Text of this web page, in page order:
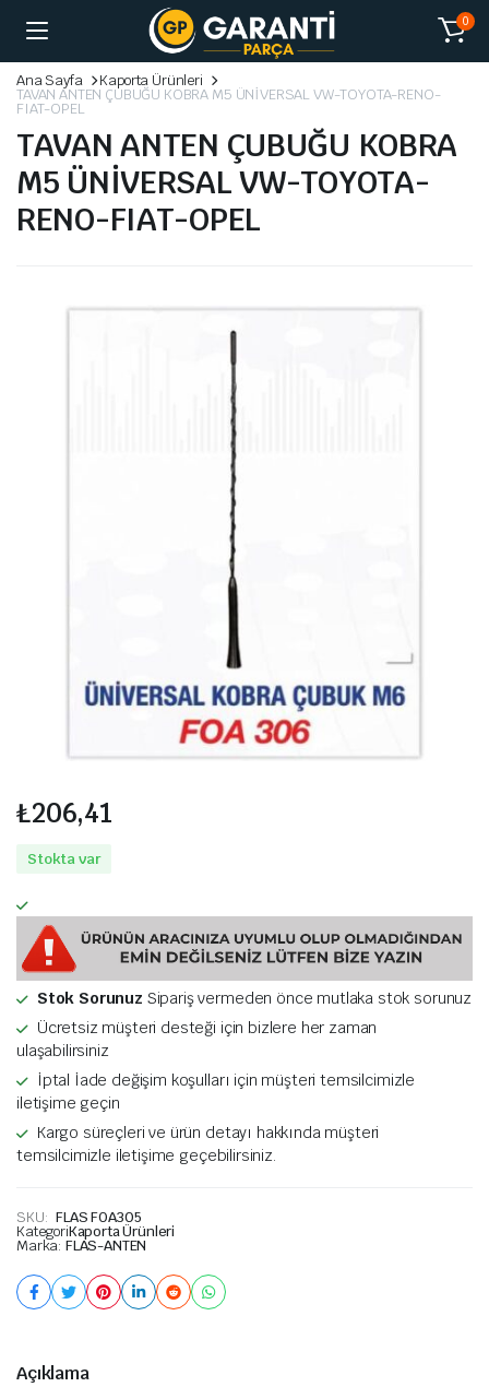
0
Ana Sayfa Kaporta Ürünleri
TAVAN ANTEN ÇUBUĞU KOBRA M5 ÜNİVERSAL VW-TOYOTA-RENO-
FIAT-OPEL
TAVAN ANTEN ÇUBUĞU KOBRA
M5 ÜNİVERSAL VW-TOYOTA-
RENO-FIAT-OPEL
₺206,41
Stokta var
Stok Sorunuz Sipariş vermeden önce mutlaka stok sorunuz
Ücretsiz müşteri desteği için bizlere her zaman
ulaşabilirsiniz
İptal İade değişim koşulları için müşteri temsilcimizle
iletişime geçin
Kargo süreçleri ve ürün detayı hakkında müşteri
temsilcimizle iletişime geçebilirsiniz.
SKU: FLAS FOA305
KategoriKaporta Ürünleri
Marka: FLAS-ANTEN
Açıklama